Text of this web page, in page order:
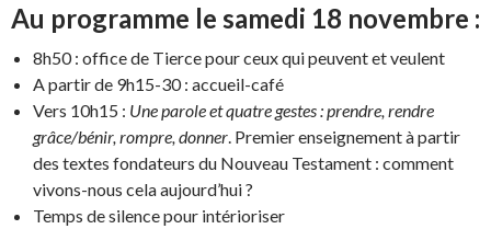
Au programme le samedi 18 novembre :
8h50 : office de Tierce pour ceux qui peuvent et veulent
A partir de 9h15-30 : accueil-café
Vers 10h15 : Une parole et quatre gestes : prendre, rendre
grâce/bénir, rompre, donner . Premier enseignement à partir
des textes fondateurs du Nouveau Testament : comment
vivons-nous cela aujourd’hui ?
Temps de silence pour intérioriser